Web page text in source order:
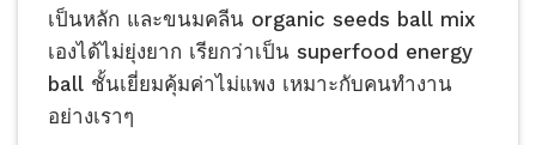
เป็นหลัก และขนมคลีน organic seeds ball mix
เองได้ไม่ยุ่งยาก เรียกว่าเป็น superfood energy
ball ชั้นเยี่ยมคุ้มค่าไม่แพง เหมาะกับคนทำงาน
อย่างเราๆ